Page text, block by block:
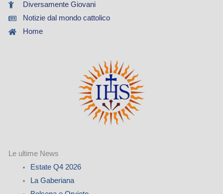
Diversamente Giovani
Notizie dal mondo cattolico
Home
Le ultime News
Estate Q4 2026
La Gaberiana